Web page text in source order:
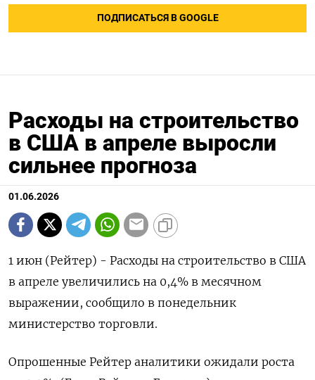
ПОДПИСАТЬСЯ В GOOGLE
Расходы на строительство
в США в апреле выросли
сильнее прогноза
01.06.2026
1 июн (Рейтер) - ‌Расходы ​на ​строительство ​в США
⁠в ‌апреле увеличились ‌на ​0,4% ‌в ​месячном
‌выражении, сообщило ​в ​понедельник
министерство ‌торговли.
Опрошенные ​Рейтер аналитики ожидали ​роста